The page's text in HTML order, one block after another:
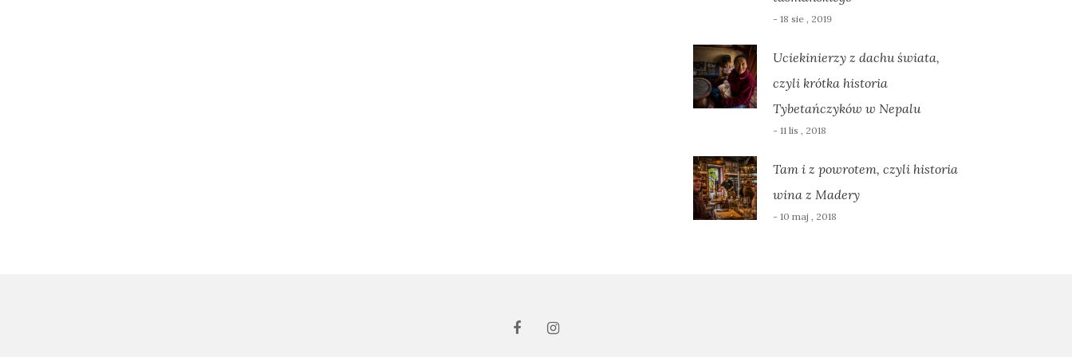
- 18 sie , 2019
Uciekinierzy z dachu świata,
czyli krótka historia
Tybetańczyków w Nepalu
- 11 lis , 2018
Tam i z powrotem, czyli historia
wina z Madery
- 10 maj , 2018